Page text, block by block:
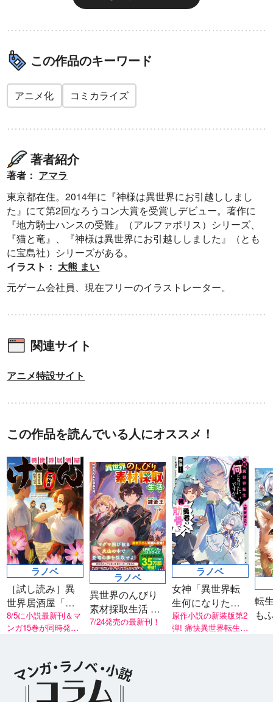
この作品のキーワード
アニメ化 コミカライズ
著者紹介
著者： アマラ
東京都在住。2014年に『神様は異世界にお引越ししまし
た』にて第2回なろうコン大賞を受賞しデビュー。著作に
『地方騎士ハンスの受難』（アルファポリス）シリーズ、
『猫と竜』、『神様は異世界にお引越ししました』（とも
に宝島社）シリーズがある。
イラスト： 大熊 まい
元ゲーム会社員、現在フリーのイラストレーター。
関連サイト
アニメ特設サイト
この作品を読んでいる人にオススメ！
ラノベ
［試し読み］異
世界居酒屋「げ
ん」三杯目
8/5に小説最新刊＆マ
ンガ15巻が同時発
ラノベ
異世界のんびり
素材採取生活 灼
熱の火山と亜竜
7/24発売の最新刊！
ラノベ
女神「異世界転
生何になりたい
ですか」 俺「勇
者の肋骨で」新
原作小説の新装版第2
弾! 痛快異世界転生ア
転
も